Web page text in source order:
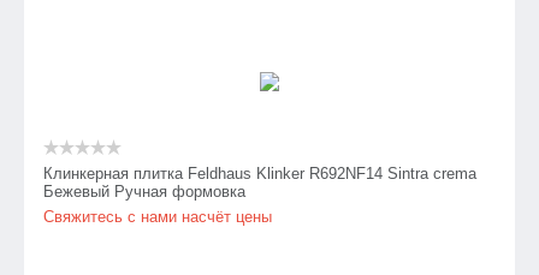
Клинкерная плитка Feldhaus Klinker R692NF14 Sintra crema
Бежевый Ручная формовка
Свяжитесь с нами насчёт цены